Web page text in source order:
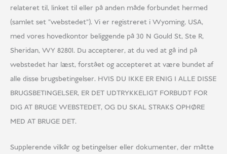
relateret til, linket til eller på anden måde forbundet hermed
(samlet set "webstedet"). Vi er registreret i Wyoming, USA,
med vores hovedkontor beliggende på 30 N Gould St, Ste R,
Sheridan, WY 82801. Du accepterer, at du ved at gå ind på
webstedet har læst, forstået og accepteret at være bundet af
alle disse brugsbetingelser. HVIS DU IKKE ER ENIG I ALLE DISSE
BRUGSBETINGELSER, ER DET UDTRYKKELIGT FORBUDT FOR
DIG AT BRUGE WEBSTEDET, OG DU SKAL STRAKS OPHØRE
MED AT BRUGE DET.
Supplerende vilkår og betingelser eller dokumenter, der måtte